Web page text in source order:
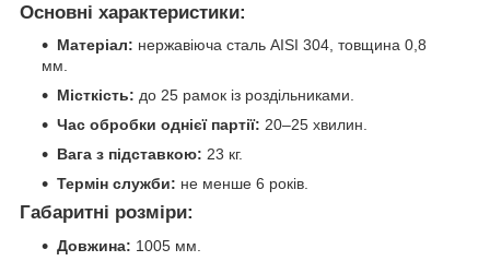
Основні характеристики:
Матеріал: нержавіюча сталь AISI 304, товщина 0,8
мм.
Місткість: до 25 рамок із роздільниками.
Час обробки однієї партії: 20–25 хвилин.
Вага з підставкою: 23 кг.
Термін служби: не менше 6 років.
Габаритні розміри:
Довжина: 1005 мм.